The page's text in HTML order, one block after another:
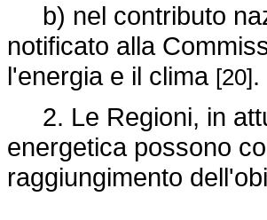
b) nel contributo
notificato alla
l'energia e il clima [20].
2. Le Regioni, in
energetica possono
raggiungimento